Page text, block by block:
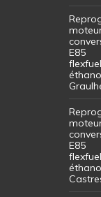
E85
flexfuel
E85
flexfuel